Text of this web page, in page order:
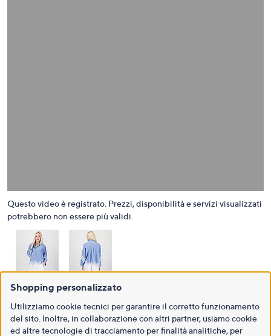
Shopping personalizzato
Utilizziamo cookie tecnici per garantire il corretto funzionamento
del sito. Inoltre, in collaborazione con altri partner, usiamo cookie
ed altre tecnologie di tracciamento per finalità analitiche, per